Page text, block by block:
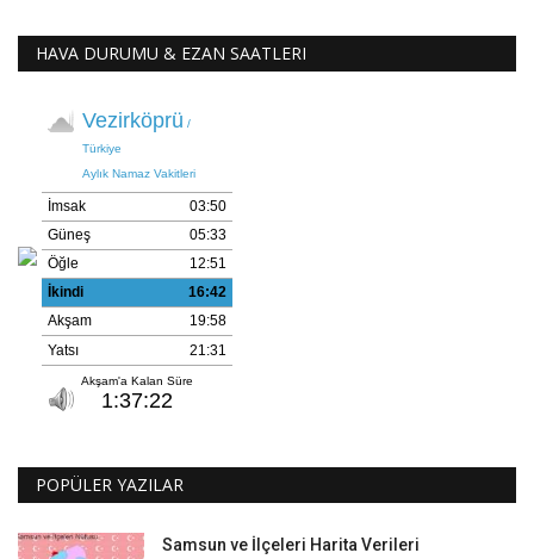
HAVA DURUMU & EZAN SAATLERI
POPÜLER YAZILAR
Samsun ve İlçeleri Harita Verileri